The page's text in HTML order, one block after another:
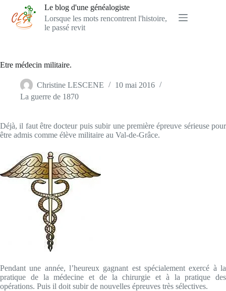
contenu
Le blog d'une généalogiste
Lorsque les mots rencontrent l'histoire,
le passé revit
Etre médecin militaire.
Christine LESCENE
10 mai 2016
La guerre de 1870
Déjà, il faut être docteur puis subir une première épreuve sérieuse pour
être admis comme élève militaire au Val-de-Grâce.
Pendant une année, l’heureux gagnant est spécialement exercé à la
pratique de la médecine et de la chirurgie et à la pratique des
opérations. Puis il doit subir de nouvelles épreuves très sélectives.